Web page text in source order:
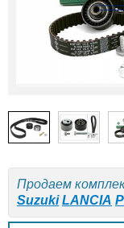
Продаем
Suzuki LANCIA